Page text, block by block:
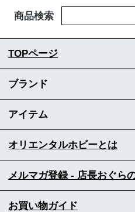
商品検索
TOPページ
ブランド
アイテム
オリエンタルホビーとは
メルマガ登録 - 店長おぐら
お買い物ガイド